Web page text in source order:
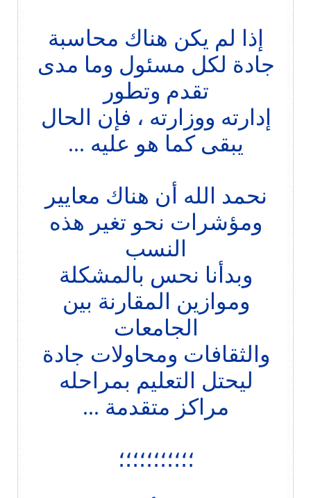
إذا لم يكن هناك محاسبة
جادة لكل مسئول وما مدى
تقدم وتطور
إدارته ووزارته ، فإن الحال
يبقى كما هو عليه ...
نحمد الله أن هناك معايير
ومؤشرات نحو تغير هذه
النسب
وبدأنا نحس بالمشكلة
وموازين المقارنة بين
الجامعات
والثقافات ومحاولات جادة
ليحتل التعليم بمراحله
مراكز متقدمة ...
؛؛؛؛؛؛؛؛؛؛؛